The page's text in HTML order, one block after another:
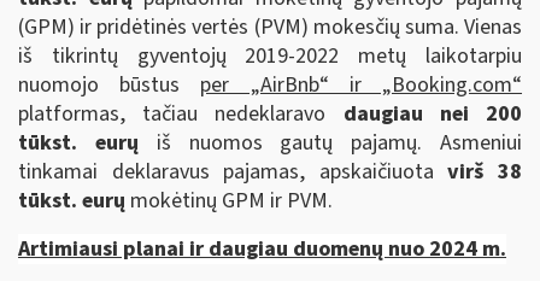
(GPM) ir pridėtinės vertės (PVM) mokesčių suma. Vienas
iš tikrintų gyventojų 2019-2022 metų laikotarpiu
nuomojo būstus per „AirBnb“ ir „Booking.com“
platformas, tačiau nedeklaravo daugiau nei 200
tūkst. eurų iš nuomos gautų pajamų. Asmeniui
tinkamai deklaravus pajamas, apskaičiuotavirš 38
tūkst. eurų mokėtinų GPM ir PVM.
Artimiausi planai ir daugiau duomenų nuo 2024 m.